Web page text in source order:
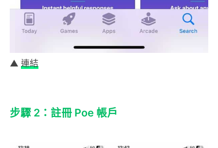
▲ 連結
步驟 2：註冊 Poe 帳戶